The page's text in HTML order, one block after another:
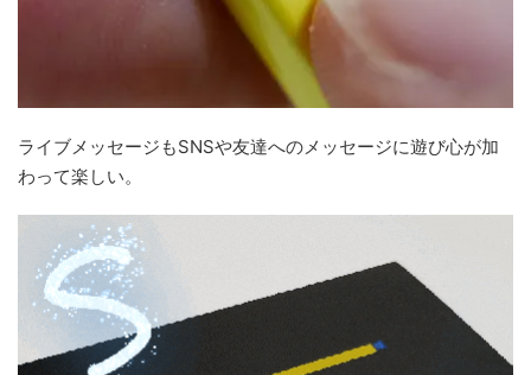
ライブメッセージもSNSや友達へのメッセージに遊び心が加
わって楽しい。